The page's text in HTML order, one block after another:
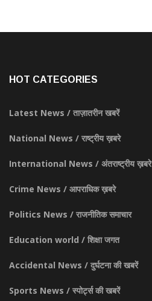
HOT CATEGORIES
Latest News / ताज़ातरीन खबरें
National News / राष्ट्रीय ख़बरे
International News / अंतराष्ट्रीय ख़बरे
Crime News / आपराधिक ख़बरे
Politics News / राजनीतिक समाचार
Education world / शिक्षा जगत
Accidental News / दुर्घटना की खबरें
Sports News / स्पोर्ट्स की खबरें